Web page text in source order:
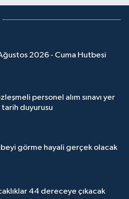
2026 - Cuma Hutbesi
personel alım sınavı yer
tarih duyurusu
görme hayali gerçek olacak
44 dereceye çıkacak